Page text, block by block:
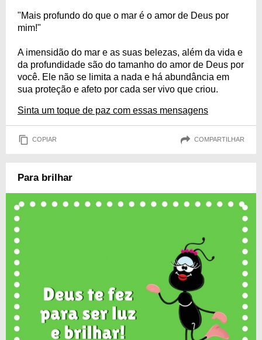
"Mais profundo do que o mar é o amor de Deus por
mim!"
A imensidão do mar e as suas belezas, além da vida e
da profundidade são do tamanho do amor de Deus por
você. Ele não se limita a nada e há abundância em
sua proteção e afeto por cada ser vivo que criou.
Sinta um toque de paz com essas mensagens
COPIAR COMPARTILHAR
Para brilhar